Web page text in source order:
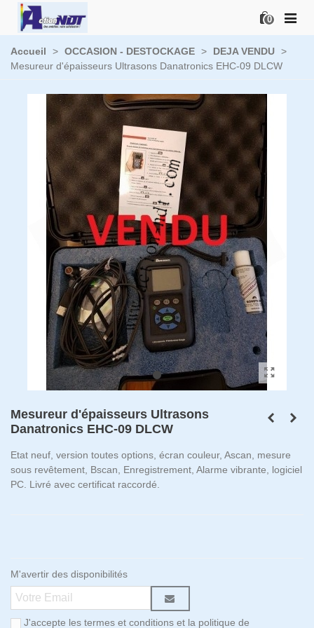
0
Accueil > OCCASION - DESTOCKAGE > DEJA VENDU >
Mesureur d'épaisseurs Ultrasons Danatronics EHC-09 DLCW
Mesureur d'épaisseurs Ultrasons
Danatronics EHC-09 DLCW
Etat neuf, version toutes options, écran couleur, Ascan, mesure
sous revêtement, Bscan, Enregistrement, Alarme vibrante, logiciel
PC. Livré avec certificat raccordé.
M'avertir des disponibilités
J'accepte les termes et conditions et la politique de